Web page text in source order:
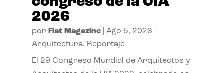
2026
por Flat Magazine| Ago 5, 2026
Arquitectura, Reportaje
El 29 Congreso Mundial de Arquitectos y